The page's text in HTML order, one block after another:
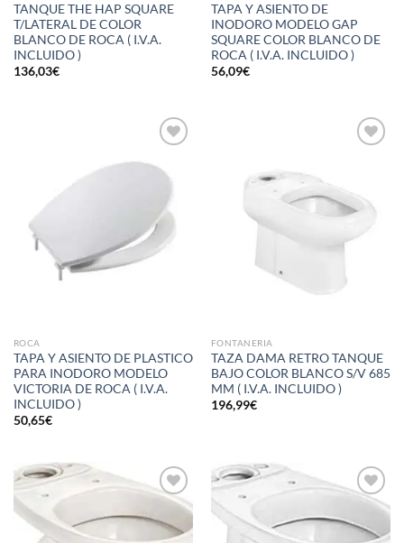
TANQUE THE HAP SQUARE
T/LATERAL DE COLOR
BLANCO DE ROCA ( I.V.A.
INCLUIDO )
136,03€
TAPA Y ASIENTO DE
INODORO MODELO GAP
SQUARE COLOR BLANCO DE
ROCA ( I.V.A. INCLUIDO )
56,09€
a la
lista de
ROCA
TAPA Y ASIENTO DE PLASTICO
PARA INODORO MODELO
VICTORIA DE ROCA ( I.V.A.
INCLUIDO )
50,65€
deseos
FONTANERIA
TAZA DAMA RETRO TANQUE
BAJO COLOR BLANCO S/V 685
MM ( I.V.A. INCLUIDO )
196,99€
Añadir
a la
lista de
Añadir
lista de